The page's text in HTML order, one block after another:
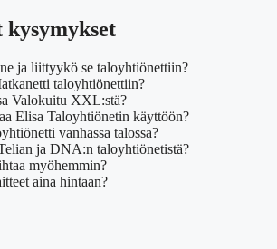
kysymykset
ja liittyykö se taloyhtiönettiin?
taloyhtiönettiin?
Valokuitu XXL:stä?
Elisa Taloyhtiönetin käyttöön?
vanhassa talossa?
ja DNA:n taloyhtiönetistä?
myöhemmin?
aina hintaan?